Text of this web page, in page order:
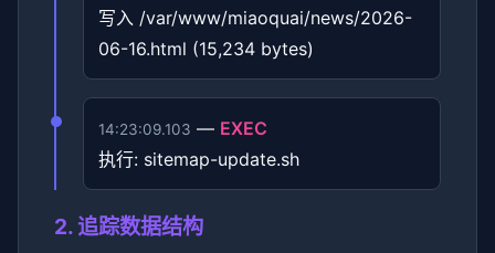
写入 /var/www/miaoquai/news/2026-
06-16.html (15,234 bytes)
14:23:09.103 — EXEC
执行: sitemap-update.sh
2. 追踪数据结构